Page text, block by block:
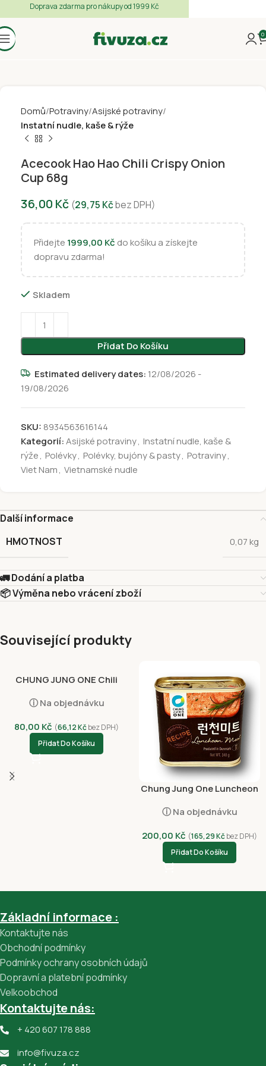
0
Domů Potraviny Asijské potraviny
Instatní nudle, kaše & rýže
Acecook Hao Hao Chili Crispy Onion
Cup 68g
36,00 Kč (29,75 Kčbez DPH)
Přidejte 1999,00 Kč do košíku a získejte
dopravu zdarma!
Skladem
Přidat Do Košíku
Estimated delivery dates: 12/08/2026 -
19/08/2026
SKU: 8934563616144
Kategorií:Asijské potraviny, Instatní nudle, kaše &
rýže, Polévky, Polévky, bujóny & pasty, Potraviny,
Viet Nam, Vietnamské nudle
Další informace
HMOTNOST
0,07 kg
🚛 Dodání a platba
📦 Výměna nebo vrácení zboží
Související produkty
CHUNG JUNG ONE Chili
Style 300g
ⓘ Na objednávku
80,00 Kč (66,12Kčbez DPH)
Přidat Do Košíku
Chung Jung One Luncheon
ⓘ Na objednávku
200,00 Kč (165,29Kčbez DPH)
Přidat Do Košíku
Základní informace :
Kontaktujte nás
Obchodní podmínky
Podmínky ochrany osobních údajů
Dopravní a platební podmínky
Velkoobchod
Kontaktujte nás:
+ 420 607 178 888
info@fivuza.cz
Doprava zdarma pro nákupy od 1999 Kč